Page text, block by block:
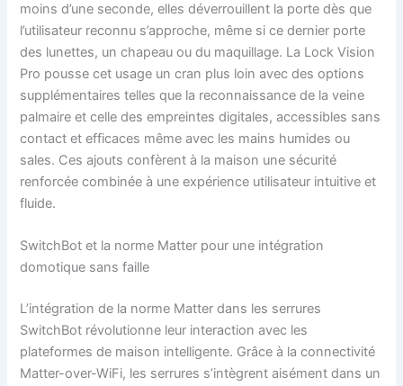
moins d’une seconde, elles déverrouillent la porte dès que
l’utilisateur reconnu s’approche, même si ce dernier porte
des lunettes, un chapeau ou du maquillage. La Lock Vision
Pro pousse cet usage un cran plus loin avec des options
supplémentaires telles que la reconnaissance de la veine
palmaire et celle des empreintes digitales, accessibles sans
contact et efficaces même avec les mains humides ou
sales. Ces ajouts confèrent à la maison une sécurité
renforcée combinée à une expérience utilisateur intuitive et
fluide.
SwitchBot et la norme Matter pour une intégration
domotique sans faille
L’intégration de la norme Matter dans les serrures
SwitchBot révolutionne leur interaction avec les
plateformes de maison intelligente. Grâce à la connectivité
Matter-over-WiFi, les serrures s’intègrent aisément dans un